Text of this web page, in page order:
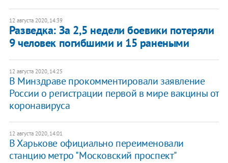
12 августа 2020, 14:39
Разведка: За 2,5 недели боевики потеряли
9 человек погибшими и 15 ранеными
12 августа 2020, 14:25
В Минздраве прокомментировали заявление
России о регистрации первой в мире вакцины от
коронавируса
12 августа 2020, 14:01
В Харькове официально переименовали
станцию метро "Московский проспект"